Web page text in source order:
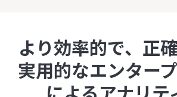
より効率的で、正
実用的なエンター